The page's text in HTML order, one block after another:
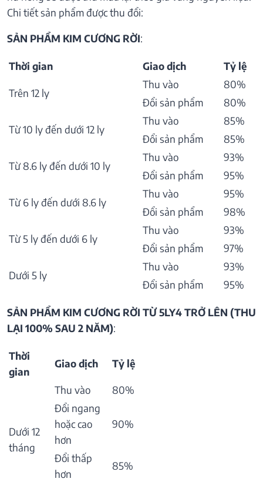
Chi tiết sản phẩm được thu đổi:
SẢN PHẨM KIM CƯƠNG RỜI:
Thời gian Giao dịch Tỷ lệ
Trên 12 ly
Thu vào
80%
Đổi sản phẩm
80%
Từ 10 ly đến dưới 12 ly
Thu vào
85%
Đổi sản phẩm
85%
Từ 8.6 ly đến dưới 10 ly
Thu vào
93%
Đổi sản phẩm
95%
Từ 6 ly đến dưới 8.6 ly
Thu vào
95%
Đổi sản phẩm
98%
Từ 5 ly đến dưới 6 ly
Thu vào
93%
Đổi sản phẩm
97%
Dưới 5 ly
Thu vào
93%
Đổi sản phẩm
95%
SẢN PHẨM KIM CƯƠNG RỜI TỪ 5LY4 TRỞ LÊN (THU
LẠI 100% SAU 2 NĂM):
Thời
gian
Giao dịch Tỷ lệ
Dưới 12
tháng
Thu vào
80%
Đổi ngang
hoặc cao
hơn
90%
Đổi thấp
hơn
85%